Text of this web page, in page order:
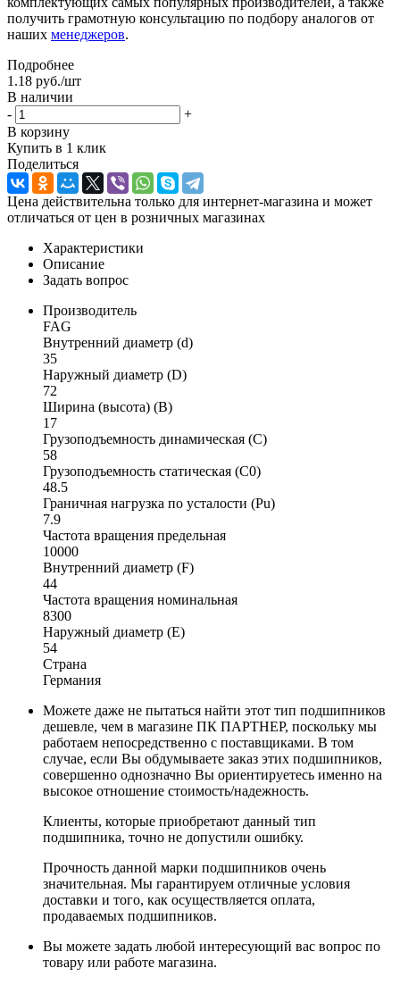
получить грамотную консультацию по подбору аналогов от
наших менеджеров.
Подробнее
1.18 руб./шт
В наличии
-
+
В корзину
Купить в 1 клик
Поделиться
Цена действительна только для интернет-магазина и может
отличаться от цен в розничных магазинах
Характеристики
Описание
Задать вопрос
Производитель
FAG
Внутренний диаметр (d)
35
Наружный диаметр (D)
72
Ширина (высота) (B)
17
Грузоподъемность динамическая (C)
58
Грузоподъемность статическая (C0)
48.5
Граничная нагрузка по усталости (Pu)
7.9
Частота вращения предельная
10000
Внутренний диаметр (F)
44
Частота вращения номинальная
8300
Наружный диаметр (E)
54
Страна
Германия
Можете даже не пытаться найти этот тип подшипников
дешевле, чем в магазине ПК ПАРТНЕР, поскольку мы
работаем непосредственно с поставщиками. В том
случае, если Вы обдумываете заказ этих подшипников,
совершенно однозначно Вы ориентируетесь именно на
высокое отношение стоимость/надежность.
Клиенты, которые приобретают данный тип
подшипника, точно не допустили ошибку.
Прочность данной марки подшипников очень
значительная. Мы гарантируем отличные условия
доставки и того, как осуществляется оплата,
продаваемых подшипников.
Вы можете задать любой интересующий вас вопрос по
товару или работе магазина.